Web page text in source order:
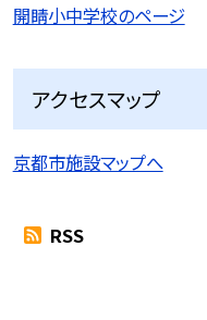
開睛小中学校のページ
アクセスマップ
京都市施設マップへ
RSS